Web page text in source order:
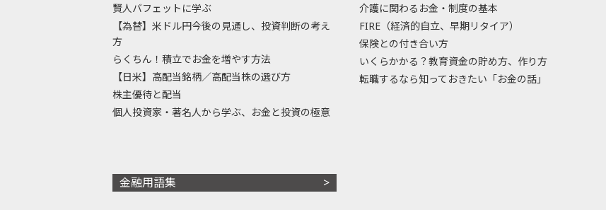
賢人バフェットに学ぶ
【為替】米ドル円今後の見通し、投資判断の考え
方
らくちん！積立でお金を増やす方法
【日米】高配当銘柄／高配当株の選び方
株主優待と配当
個人投資家・著名人から学ぶ、お金と投資の極意
介護に関わるお金・制度の基本
FIRE（経済的自立、早期リタイア）
保険との付き合い方
いくらかかる？教育資金の貯め方、作り方
転職するなら知っておきたい「お金の話」
金融用語集